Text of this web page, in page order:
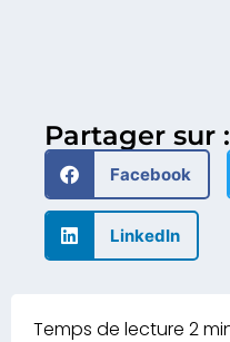
Partager sur :
Facebook
LinkedIn